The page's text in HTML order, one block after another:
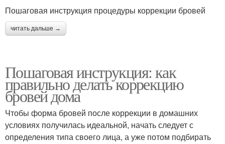
Пошаговая инструкция процедуры коррекции бровей
читать дальше →
Пошаговая инструкция: как
правильно делать коррекцию
бровей дома
Чтобы форма бровей после коррекции в домашних
условиях получилась идеальной, начать следует с
определения типа своего лица, а уже потом подбирать